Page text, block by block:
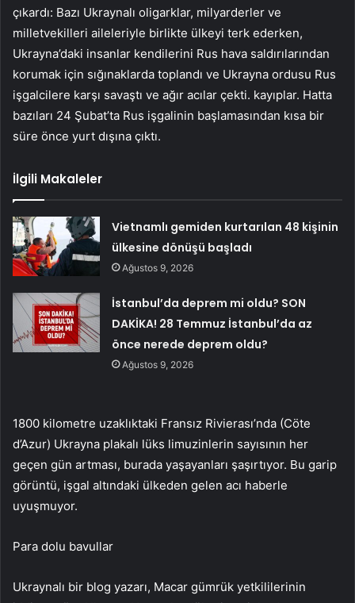
çıkardı: Bazı Ukraynalı oligarklar, milyarderler ve
milletvekilleri aileleriyle birlikte ülkeyi terk ederken,
Ukrayna’daki insanlar kendilerini Rus hava saldırılarından
korumak için sığınaklarda toplandı ve Ukrayna ordusu Rus
işgalcilere karşı savaştı ve ağır acılar çekti. kayıplar. Hatta
bazıları 24 Şubat’ta Rus işgalinin başlamasından kısa bir
süre önce yurt dışına çıktı.
İlgili Makaleler
Vietnamlı gemiden kurtarılan 48 kişinin
ülkesine dönüşü başladı
Ağustos 9, 2026
İstanbul’da deprem mi oldu? SON
DAKİKA! 28 Temmuz İstanbul’da az
önce nerede deprem oldu?
Ağustos 9, 2026
1800 kilometre uzaklıktaki Fransız Rivierası’nda (Cöte
d’Azur) Ukrayna plakalı lüks limuzinlerin sayısının her
geçen gün artması, burada yaşayanları şaşırtıyor. Bu garip
görüntü, işgal altındaki ülkeden gelen acı haberle
uyuşmuyor.
Para dolu bavullar
Ukraynalı bir blog yazarı, Macar gümrük yetkililerinin